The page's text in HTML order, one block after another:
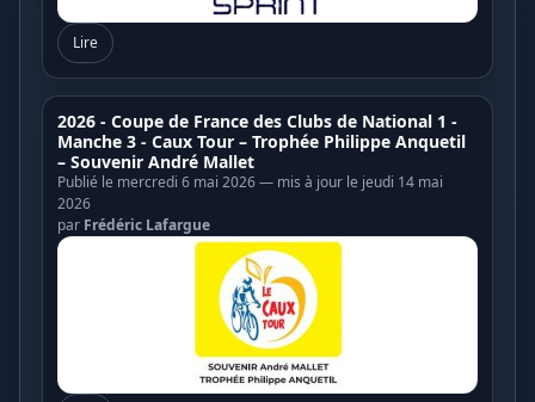
Lire
2026 - Coupe de France des Clubs de National 1 -
Manche 3 - Caux Tour – Trophée Philippe Anquetil
– Souvenir André Mallet
Publié le mercredi 6 mai 2026 — mis à jour le jeudi 14 mai
2026
par Frédéric Lafargue